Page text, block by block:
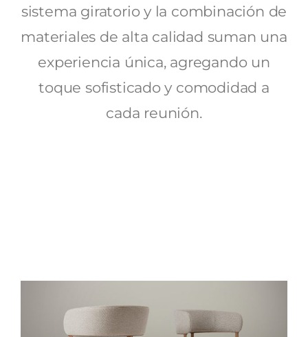
sistema giratorio y la combinación de
materiales de alta calidad suman una
experiencia única, agregando un
toque sofisticado y comodidad a
cada reunión.